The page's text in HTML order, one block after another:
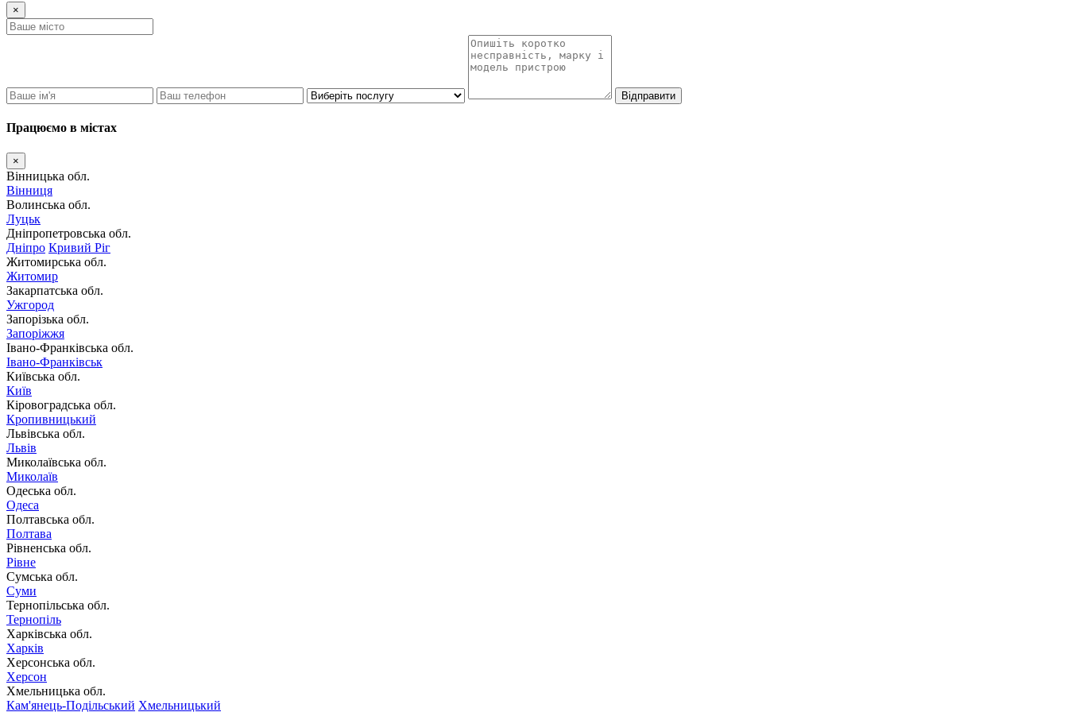
×
Відправити
Працюємо в містах
×
Вінницька обл.
Вінниця
Волинська обл.
Луцьк
Дніпропетровська обл.
Дніпро Кривий Ріг
Житомирська обл.
Житомир
Закарпатська обл.
Ужгород
Запорізька обл.
Запоріжжя
Івано-Франківська обл.
Івано-Франківськ
Київська обл.
Київ
Кіровоградська обл.
Кропивницький
Львівська обл.
Львів
Миколаївська обл.
Миколаїв
Одеська обл.
Одеса
Полтавська обл.
Полтава
Рівненська обл.
Рівне
Сумська обл.
Суми
Тернопільська обл.
Тернопіль
Харківська обл.
Харків
Херсонська обл.
Херсон
Хмельницька обл.
Кам'янець-Подільський Хмельницький